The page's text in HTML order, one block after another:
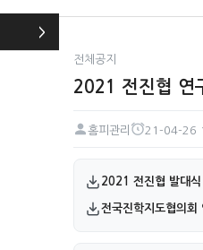
전체공지
2021 전진협 연
페이지 정보
홈피관리
21-04-26
첨부파일
2021 전진협 발대
전국진학지도협의